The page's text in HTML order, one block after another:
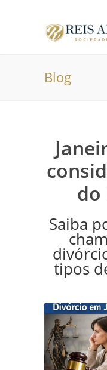
Blog
do
Saiba
tipos